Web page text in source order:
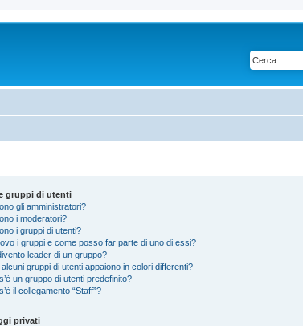
gruppi di utenti
gli amministratori?
i moderatori?
i gruppi di utenti?
i gruppi e come posso far parte di uno di essi?
leader di un gruppo?
gruppi di utenti appaiono in colori differenti?
un gruppo di utenti predefinito?
il collegamento “Staff”?
privati